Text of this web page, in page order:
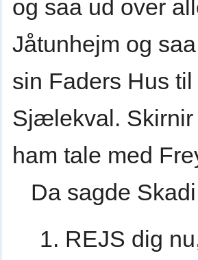
og saa ud over
Jåtunhejm og
sin Faders Hus
Sjælekval. Skirnir
ham tale med
Da sagde
1. REJS dig